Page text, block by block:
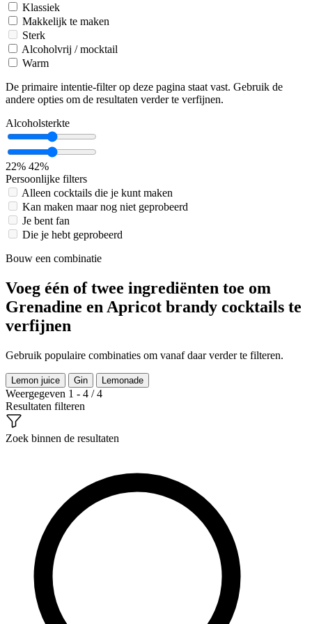
Klassiek
Makkelijk te maken
Sterk
Alcoholvrij / mocktail
Warm
De primaire intentie-filter op deze pagina staat vast. Gebruik de
andere opties om de resultaten verder te verfijnen.
Alcoholsterkte
22% 42%
Persoonlijke filters
Alleen cocktails die je kunt maken
Kan maken maar nog niet geprobeerd
Je bent fan
Die je hebt geprobeerd
Bouw een combinatie
Voeg één of twee ingrediënten toe om
Grenadine en Apricot brandy cocktails te
verfijnen
Gebruik populaire combinaties om vanaf daar verder te filteren.
Lemon juice Gin Lemonade
Weergegeven 1 - 4 / 4
Resultaten filteren
Zoek binnen de resultaten